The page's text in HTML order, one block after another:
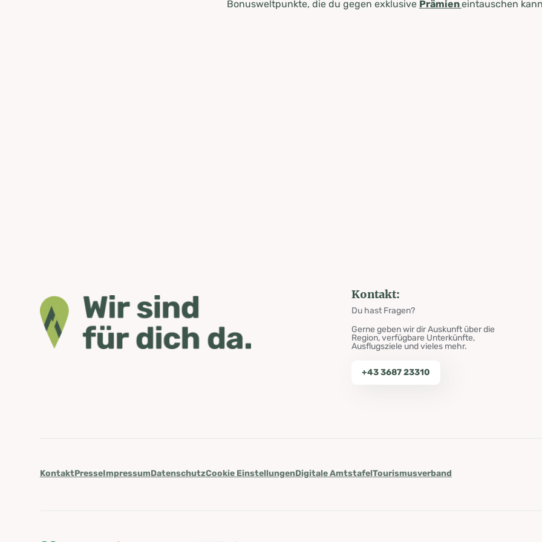
Bonusweltpunkte, die du gegen exklusive Prämieneintauschen
Kontakt:
Du hast Fragen?
Gerne geben wir dir Auskunft über die
Region, verfügbare Unterkünfte,
Ausflugsziele und vieles mehr.
+43 3687 23310
KontaktPresseImpressumDatenschutzCookie EinstellungenDigitale AmtstafelTourismusverband